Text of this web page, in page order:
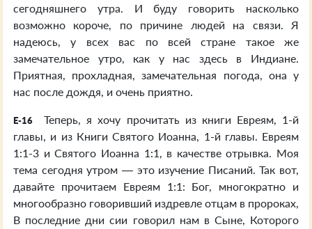
сегодняшнего утра. И буду говорить насколько
возможно короче, по причине людей на связи. Я
надеюсь, у всех вас по всей стране такое же
замечательное утро, как у нас здесь в Индиане.
Приятная, прохладная, замечательная погода, она у
нас после дождя, и очень приятно.
E-16
Теперь, я хочу прочитать из книги Евреям, 1-й
главы, и из Книги Святого Иоанна, 1-й главы. Евреям
1:1-3 и Святого Иоанна 1:1, в качестве отрывка. Моя
тема сегодня утром — это изучение Писаний. Так вот,
давайте прочитаем Евреям 1:1: Бог, многократно и
многообразно говоривший издревле отцам в пророках,
В последние дни сии говорил нам в Сыне, Которого